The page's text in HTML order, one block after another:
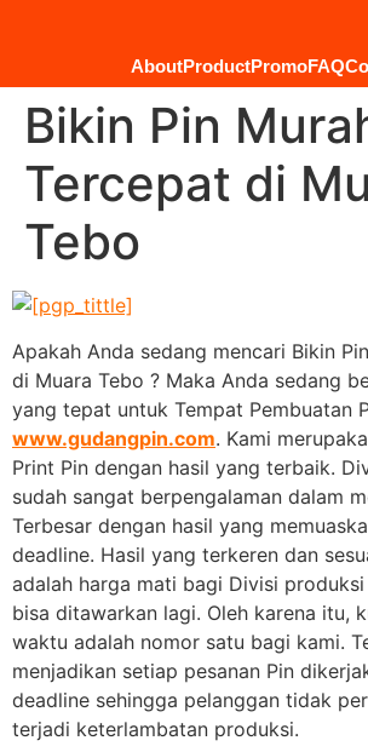
AboutProductPromoFAQ
Bikin Pin
Tercepat di
Tebo
Apakah Anda sedang mencari Bikin
di Muara Tebo ? Maka Anda sedang
yang tepat untuk Tempat Pembuatan
www.gudangpin.com. Kami
Print Pin dengan hasil yang terbaik.
sudah sangat berpengalaman dalam
Terbesar dengan hasil yang
deadline. Hasil yang terkeren dan
adalah harga mati bagi Divisi
bisa ditawarkan lagi. Oleh karena itu,
waktu adalah nomor satu bagi kami.
menjadikan setiap pesanan Pin
deadline sehingga pelanggan tidak
terjadi keterlambatan produksi.